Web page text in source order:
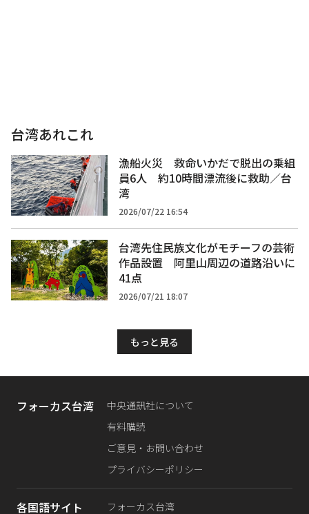
台湾あれこれ
漁船火災 救命いかだで脱出の乗組
員6人 約10時間漂流後に救助／台
湾
2026/07/22 16:54
台湾先住民族文化がモチーフの芸術
作品設置 阿里山周辺の道路沿いに
41点
2026/07/21 18:07
もっと見る
フォーカス台湾
中央通訊社について
有料購読
ご意見・お問い合わせ
プライバシーポリシー
各国語サイト フォーカス台湾